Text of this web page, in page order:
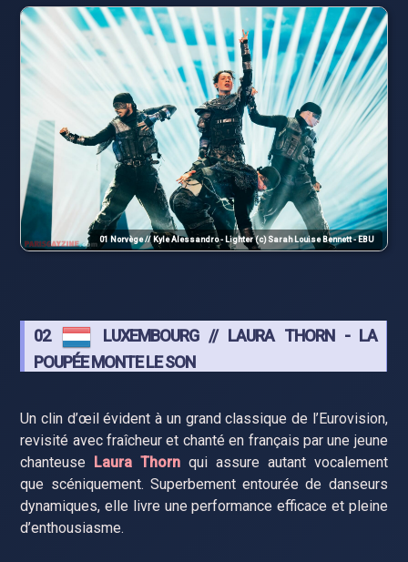
01 Norvège // Kyle Alessandro - Lighter (c) Sarah Louise Bennett - EBU
02
LUXEMBOURG // LAURA THORN - LA
POUPÉE MONTE LE SON
Un clin d’œil évident à un grand classique de l’Eurovision,
revisité avec fraîcheur et chanté en français par une jeune
chanteuse Laura Thorn qui assure autant vocalement
que scéniquement. Superbement entourée de danseurs
dynamiques, elle livre une performance efficace et pleine
d’enthousiasme.